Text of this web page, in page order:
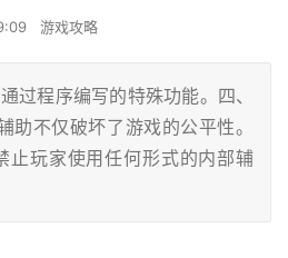
游戏攻略
过程序编写的特殊功能。四、
助不仅破坏了游戏的公平性。
止玩家使用任何形式的内部辅